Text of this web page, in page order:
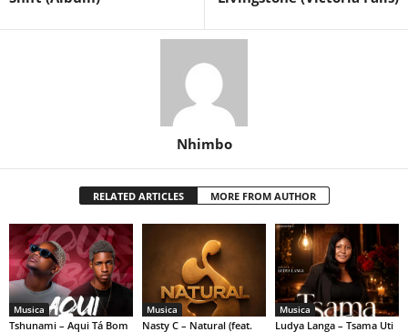
Nhimbo
RELATED ARTICLES MORE FROM AUTHOR
Musica
Tshunami – Aqui Tá Bom
Musica
Nasty C – Natural (feat.
Musica
Ludya Langa – Tsama Uti